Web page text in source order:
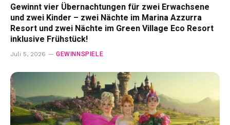
Gewinnt vier Übernachtungen für zwei Erwachsene
und zwei Kinder – zwei Nächte im Marina Azzurra
Resort und zwei Nächte im Green Village Eco Resort
inklusive Frühstück!
Juli 5, 2026 GEWINNSPIELE